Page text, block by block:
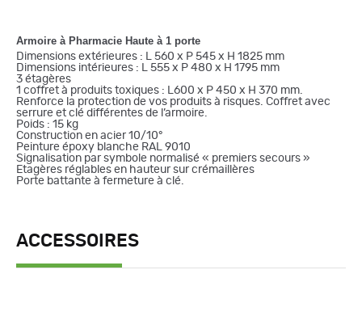
Armoire à Pharmacie Haute à 1 porte
Dimensions extérieures : L 560 x P 545 x H 1825 mm
Dimensions intérieures : L 555 x P 480 x H 1795 mm
3 étagères
1 coffret à produits toxiques : L600 x P 450 x H 370 mm.
Renforce la protection de vos produits à risques. Coffret avec
serrure et clé différentes de l’armoire.
Poids : 15 kg
Construction en acier 10/10°
Peinture époxy blanche RAL 9010
Signalisation par symbole normalisé « premiers secours »
Etagères réglables en hauteur sur crémaillères
Porte battante à fermeture à clé.
ACCESSOIRES